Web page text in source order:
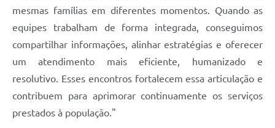
mesmas famílias em diferentes momentos. Quando as
equipes trabalham de forma integrada, conseguimos
compartilhar informações, alinhar estratégias e oferecer
um atendimento mais eficiente, humanizado e
resolutivo. Esses encontros fortalecem essa articulação e
contribuem para aprimorar continuamente os serviços
prestados à população."